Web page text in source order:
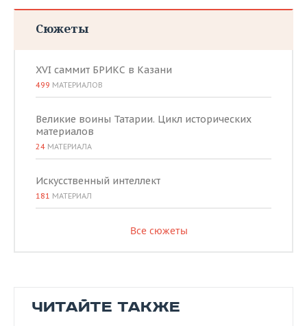
Сюжеты
XVI саммит БРИКС в Казани
499 МАТЕРИАЛОВ
Великие воины Татарии. Цикл исторических
материалов
24 МАТЕРИАЛА
Искусственный интеллект
181 МАТЕРИАЛ
Все сюжеты
ЧИТАЙТЕ ТАКЖЕ